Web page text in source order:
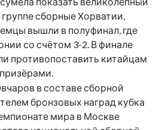
сборные Хорватии,
вышли в полуфинал, где
со счётом 3-2. В финале
противопоставить китайцам
в составе сборной
бронзовых наград кубка
мира в Москве